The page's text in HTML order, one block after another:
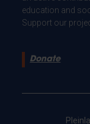
education and
Support our
Donate